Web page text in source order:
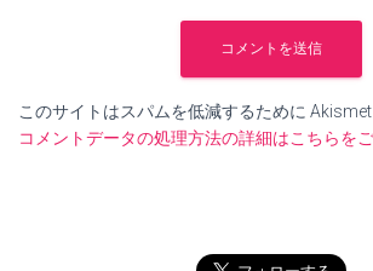
このサイトはスパムを低減するために Akismet
コメントデータの処理方法の詳細はこちらを